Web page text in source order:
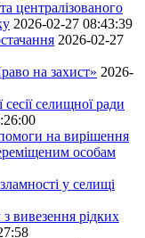
централізованого
2026-02-27 08:43:39
2026-02-27
на захист» 2026-
селищної ради
на вирішення
особам
у селищі
вивезення рідких